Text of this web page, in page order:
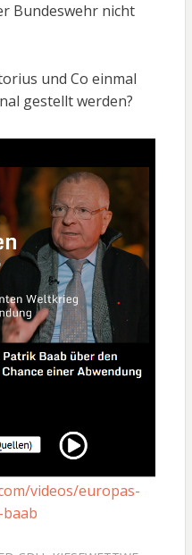
Bundeswehr nicht
und Co einmal
gestellt werden?
videos/europas-